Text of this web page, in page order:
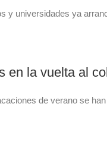
y universidades ya
en la vuelta al
de verano se